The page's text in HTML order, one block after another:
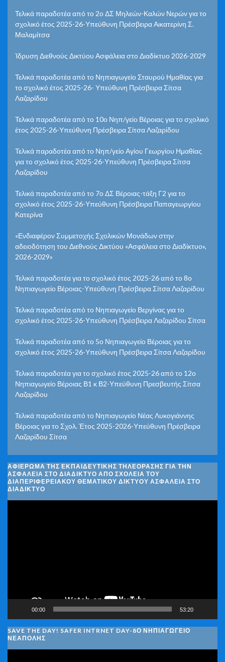
Τελικά παραδοτέα από το 2ο ΔΣ Μηλεών-Καλών Νερών για το
σχολικό έτος 2025-26-Υπεύθυνη Πρέσβειρα Αικατερίνη Σ.
Μαλαμίτσα
Ίδρυση Διεθνούς Δικτύου Ασφάλεια στο Διαδίκτυο 2026-2029
Τελικά παραδοτέα από το Νηπιαγωγείο Σταυρού Ημαθίας για
το σχολικό έτος 2025-26- Υπεύθυνη Πρέσβειρα Σίτσα
Λαζαρίδου
Τελικά παραδοτέα από το 10ο Νηπ/γείο Βέροιας για το σχολικό
έτος 2025-26-Υπεύθυνη Πρέσβειρα Σίτσα Λαζαρίδου
Τελικά παραδοτέα από το Νηπ/γείο Αγίου Γεωργίου Ημαθίας
για το σχολικό έτος 2025-26-Υπεύθυνη Πρέσβειρα Σίτσα
Λαζαρίδου
Τελικά παραδοτέα από το 7ο ΔΣ Βέροιας-τάξη Γ2 για το
σχολικό έτος 2025-26-Υπεύθυνη Πρέσβειρα Παπαγεωργίου
Κατερίνα
«Ενδιαφέρον Συμμετοχής Σχολικών Μονάδων στην
αδειοδότηση του Διεθνούς Δικτύου «Ασφάλεια στο Διαδίκτυο»,
2026-2029»
Τελικά παραδοτέα για το σχολικό έτος 2025-26 από το 8ο
Νηπιαγωγείο Βέροιας-Υπεύθυνη Πρέσβειρα Σίτσα Λαζαρίδου
Τελικά παραδοτέα από το Νηπιαγωγείο Βεργίνας για το
σχολικό έτος 2025-26-Υπεύθυνη Πρέσβειρα Λαζαρίδου Σίτσα
Τελικά παραδοτέα από το 5ο Νηπιαγωγείο Βέροιας για το
σχολικό έτος 2025-26-Υπεύθυνη Πρέσβειρα Σίτσα Λαζαρίδου
Τελικά παραδοτέα για το σχολικό έτος 2025-26 από το 12ο
Νηπιαγωγείο Βέροιας Β1 κ Β2-Υπεύθυνη Πρεσβευτής Σίτσα
Λαζαρίδου
Τελικά παραδοτέα από το Νηπιαγωγείο Νέας Λυκογιάννης
Βέροιας για το Σχολ. Έτος 2025-2026-Υπεύθυνη Πρέσβειρα
Λαζαρίδου Σίτσα
ΑΦΙΈΡΩΜΑ ΤΗΣ ΕΚΠΑΙΔΕΥΤΙΚΉΣ ΤΗΛΕΌΡΑΣΗΣ ΓΙΑ ΤΗΝ
ΑΣΦΆΛΕΙΑ ΣΤΟ ΔΙΑΔΊΚΤΥΟ ΑΠΌ ΣΧΟΛΕΊΑ ΤΟΥ
ΔΙΑΠΕΡΙΦΕΡΕΙΑΚΟΎ ΘΕΜΑΤΙΚΟΎ ΔΙΚΤΎΟΥ ΑΣΦΆΛΕΙΑ ΣΤΟ
ΔΙΑΔΊΚΤΥΟ
00:00 53:20
SAVE THE DAY! SAFER INTRNET DAY-8Ο ΝΗΠΙΑΓΩΓΕΙΟ
ΝΕΑΠΟΛΗΣ